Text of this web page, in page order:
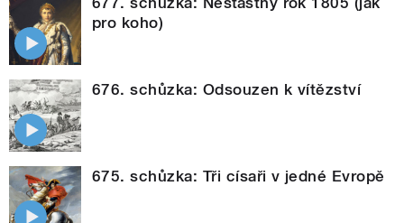
pro koho)
676. schůzka: Odsouzen k vítězství
675. schůzka: Tři císaři v jedné Evropě